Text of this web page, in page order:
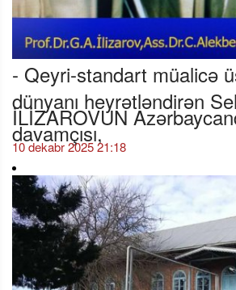
- Qeyri-standart müalicə
dünyanı heyrətləndirən
İLİZAROVUN
davamçısı,
10 dekabr 2025 21:18